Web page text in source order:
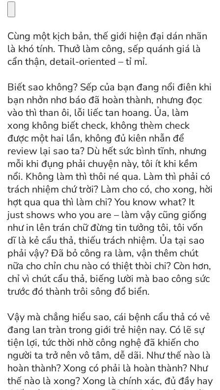
Cùng một kịch bản, thế giới hiện đại dán nhãn
là khó tính. Thưở làm công, sếp quánh giá là
cẩn thận, detail-oriented – tỉ mỉ.
Biết sao không? Sếp của bạn đang nổi điên khi
bạn nhởn nhơ báo đã hoàn thành, nhưng đọc
vào thì than ôi, lỗi liếc tan hoang. Ủa, làm
xong không biết check, không thèm check
được một hai lần, không đủ kiên nhẫn để
review lại sao ta? Dù hết sức bình tĩnh, nhưng
mỗi khi đụng phải chuyện này, tôi ít khi kềm
nổi. Không làm thì thôi né qua. Làm thì phải có
trách nhiệm chứ trời? Làm cho có, cho xong, hời
hợt qua qua thì làm chi? You know what? It
just shows who you are – làm vậy cũng giống
như in lên trán chữ đừng tin tưởng tôi, tôi vốn
dĩ là kẻ cẩu thả, thiếu trách nhiệm. Ủa tại sao
phải vậy? Đã bỏ công ra làm, vận thêm chút
nữa cho chỉn chu nào có thiệt thòi chi? Còn hơn,
chỉ vì chút cẩu thả, biếng lười mà bao công sức
trước đó thành trôi sông đổ biển.
Vậy mà chẳng hiểu sao, cái bệnh cẩu thả có vẻ
đang lan tràn trong giới trẻ hiện nay. Có lẽ sự
tiện lợi, tức thời nhờ công nghệ đã khiến cho
người ta trở nên vô tâm, dễ dãi. Như thế nào là
hoàn thành? Xong có phải là hoàn thành? Như
thế nào là xong? Xong là chính xác, đủ đầy hay